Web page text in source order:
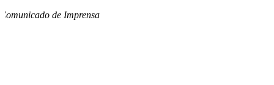
Comunicado de Imprensa